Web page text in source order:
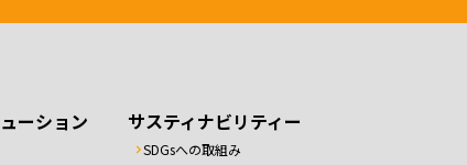
ーション サスティナビリティー
SDGsへの取組み